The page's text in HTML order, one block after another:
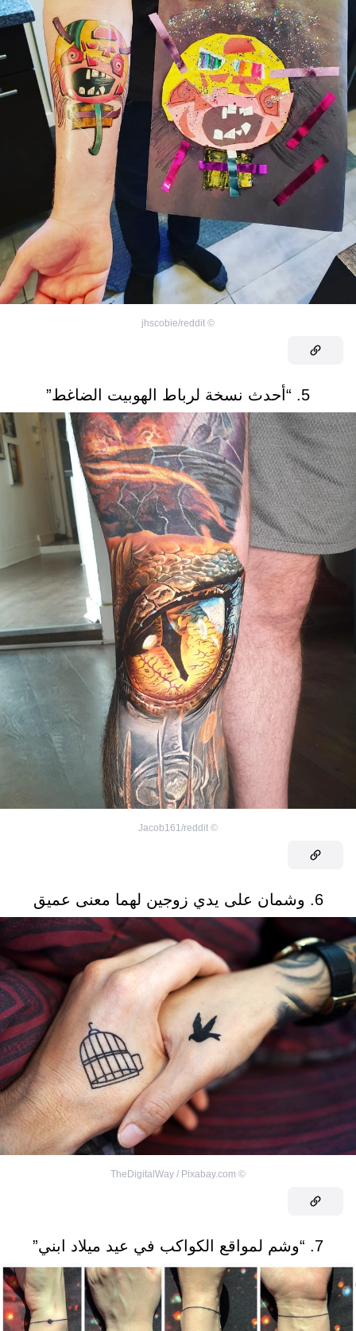
©
jhscobie/reddit
5. “أحدث نسخة لرباط الهوبيت الضاغط”
©
Jacob161/reddit
6. وشمان على يدي زوجين لهما معنى عميق
©
TheDigitalWay / Pixabay.com
7. “وشم لمواقع الكواكب في عيد ميلاد ابني”